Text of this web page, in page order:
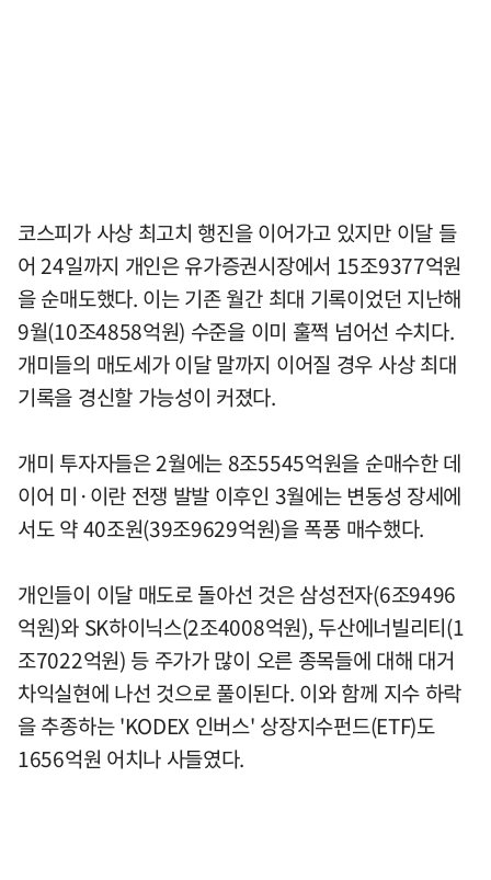
코스피가 사상 최고치 행진을 이어가고 있지만 이달 들
어 24일까지 개인은 유가증권시장에서 15조9377억원
을 순매도했다. 이는 기존 월간 최대 기록이었던 지난해
9월(10조4858억원) 수준을 이미 훌쩍 넘어선 수치다.
개미들의 매도세가 이달 말까지 이어질 경우 사상 최대
기록을 경신할 가능성이 커졌다.
개미 투자자들은 2월에는 8조5545억원을 순매수한 데
이어 미·이란 전쟁 발발 이후인 3월에는 변동성 장세에
서도 약 40조원(39조9629억원)을 폭풍 매수했다.
개인들이 이달 매도로 돌아선 것은 삼성전자(6조9496
억원)와 SK하이닉스(2조4008억원), 두산에너빌리티(1
조7022억원) 등 주가가 많이 오른 종목들에 대해 대거
차익실현에 나선 것으로 풀이된다. 이와 함께 지수 하락
을 추종하는 'KODEX 인버스' 상장지수펀드(ETF)도
1656억원 어치나 사들였다.